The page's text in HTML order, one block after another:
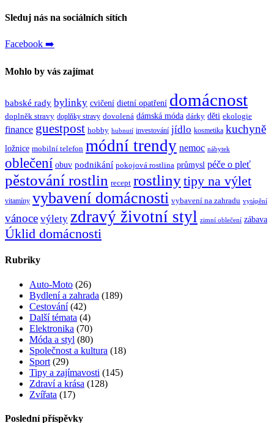
Sleduj nás na sociálních sítích
Facebook ➡️
Mohlo by vás zajímat
babské rady bylinky cvičení dietní opatření domácnost
doplněk stravy doplňky stravy dovolená dámská móda dárky děti ekologie
finance guestpost hobby hubnutí investování jídlo kosmetika kuchyně
ložnice mobilní telefon módní trendy nemoc nábytek
oblečení obuv podnikání pokojová rostlina průmysl péče o pleť
pěstování rostlin recept rostlinytipy na výlet
vitamíny vybavení domácnosti vybavení na zahradu vytápění
vánoce výlety zdravý životní styl zimní oblečení zábava
Úklid domácnosti
Rubriky
Auto-Moto (26)
Bydlení a zahrada (189)
Cestování(42)
Další témata (4)
Elektronika (70)
Móda a styl (80)
Společnost a kultura (18)
Sport (29)
Tipy a zajímavosti (145)
Zdraví a krása (128)
Zvířata (17)
Poslední příspěvky